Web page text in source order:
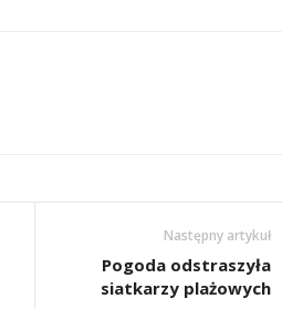
Następny artykuł
Pogoda odstraszyła
siatkarzy plażowych